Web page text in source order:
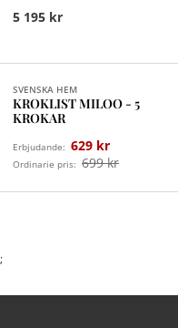
5 195 kr
SVENSKA HEM
KROKLIST MILOO - 5
KROKAR
Erbjudande: 629 kr
Ordinarie pris: 699 kr
;